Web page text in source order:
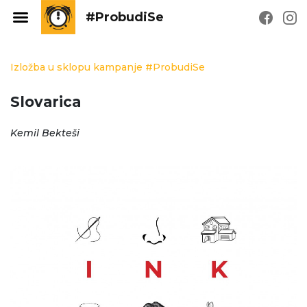
#ProbudiSe
Izložba u sklopu kampanje #ProbudiSe
Slovarica
Kemil Bekteši